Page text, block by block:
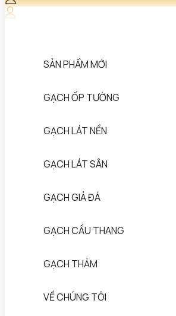
SẢN PHẨM MỚI
GẠCH ỐP TƯỜNG
GẠCH LÁT NỀN
GẠCH LÁT SÂN
GẠCH GIẢ ĐÁ
GẠCH CẦU THANG
GẠCH THẢM
VỀ CHÚNG TÔI